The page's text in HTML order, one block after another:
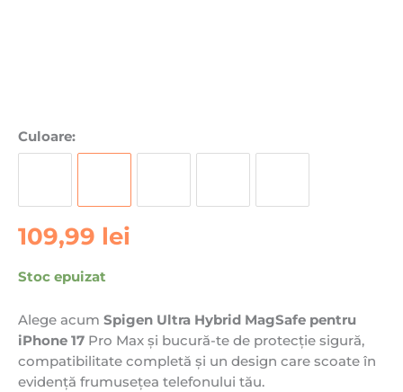
Culoare:
109,99 lei
Stoc epuizat
Alege acum Spigen Ultra Hybrid MagSafe pentru
iPhone 17 Pro Max și bucură-te de protecție sigură,
compatibilitate completă și un design care scoate în
evidență frumusețea telefonului tău.